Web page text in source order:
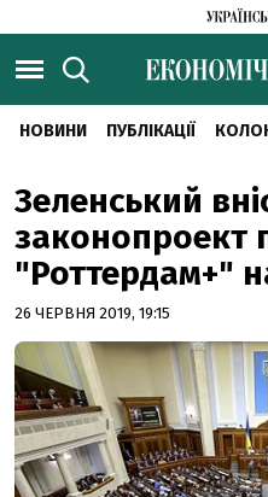
НОВИНИ ПУБЛІКАЦІЇ
Зеленський
законопроект
"Роттердам+"
26 ЧЕРВНЯ 2019, 19:15